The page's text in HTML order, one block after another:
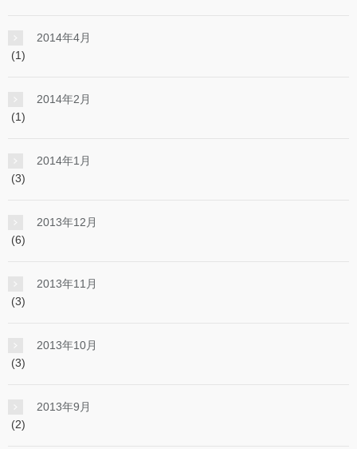
2014年4月
(1)
2014年2月
(1)
2014年1月
(3)
2013年12月
(6)
2013年11月
(3)
2013年10月
(3)
2013年9月
(2)